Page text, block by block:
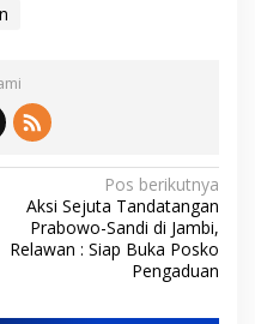
Pos berikutnya
Aksi Sejuta Tandatangan
Prabowo-Sandi di Jambi,
Relawan : Siap Buka Posko
Pengaduan